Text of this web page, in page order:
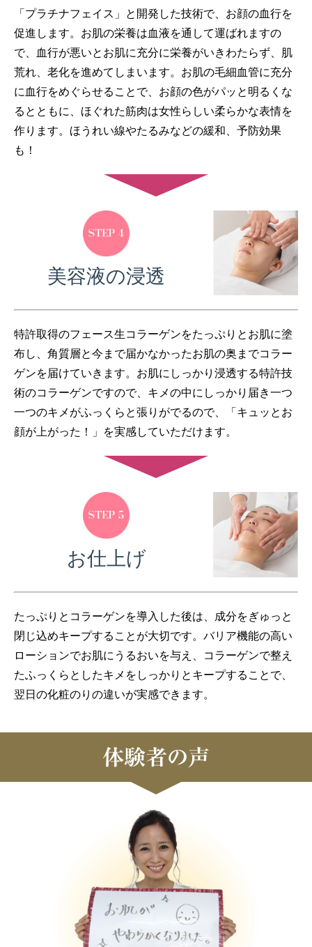
「プラチナフェイス」と開発した技術で、お顔の血行を
促進します。お肌の栄養は血液を通して運ばれますの
で、血行が悪いとお肌に充分に栄養がいきわたらず、肌
荒れ、老化を進めてしまいます。お肌の毛細血管に充分
に血行をめぐらせることで、お顔の色がパッと明るくな
るとともに、ほぐれた筋肉は女性らしい柔らかな表情を
作ります。ほうれい線やたるみなどの緩和、予防効果
も！
美容液の浸透
特許取得のフェース生コラーゲンをたっぷりとお肌に塗
布し、角質層と今まで届かなかったお肌の奥までコラー
ゲンを届けていきます。お肌にしっかり浸透する特許技
術のコラーゲンですので、キメの中にしっかり届き一つ
一つのキメがふっくらと張りがでるので、「キュッとお
顔が上がった！」を実感していただけます。
お仕上げ
たっぷりとコラーゲンを導入した後は、成分をぎゅっと
閉じ込めキープすることが大切です。バリア機能の高い
ローションでお肌にうるおいを与え、コラーゲンで整え
たふっくらとしたキメをしっかりとキープすることで、
翌日の化粧のりの違いが実感できます。